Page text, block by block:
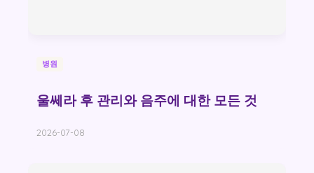
병원
울쎄라 후 관리와 음주에 대한 모든 것
2026-07-08